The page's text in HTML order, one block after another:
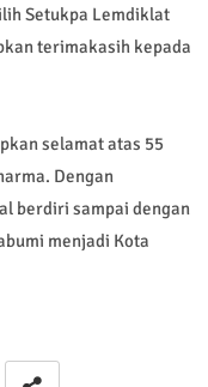
Setukpa Lemdiklat
terimakasih kepada
selamat atas 55
Dengan
berdiri sampai dengan
menjadi Kota